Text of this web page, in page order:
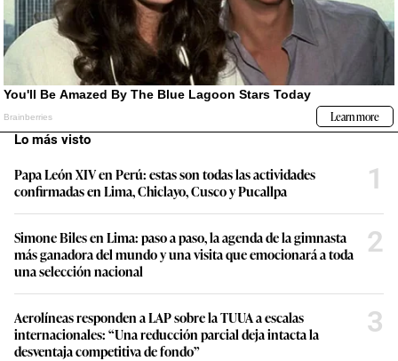
Lo más visto
Papa León XIV en Perú: estas son todas las actividades
confirmadas en Lima, Chiclayo, Cusco y Pucallpa
1
Simone Biles en Lima: paso a paso, la agenda de la gimnasta
más ganadora del mundo y una visita que emocionará a toda
una selección nacional
2
Aerolíneas responden a LAP sobre la TUUA a escalas
internacionales: “Una reducción parcial deja intacta la
desventaja competitiva de fondo”
3